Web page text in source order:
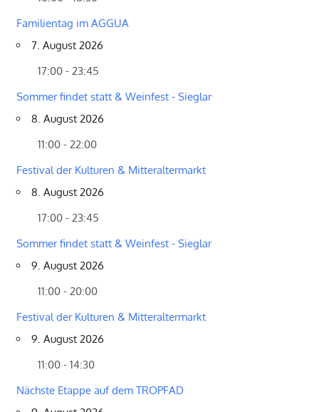
Familientag im AGGUA
7. August 2026
17:00 - 23:45
Sommer findet statt & Weinfest - Sieglar
8. August 2026
11:00 - 22:00
Festival der Kulturen & Mitteraltermarkt
8. August 2026
17:00 - 23:45
Sommer findet statt & Weinfest - Sieglar
9. August 2026
11:00 - 20:00
Festival der Kulturen & Mitteraltermarkt
9. August 2026
11:00 - 14:30
Nächste Etappe auf dem TROPFAD